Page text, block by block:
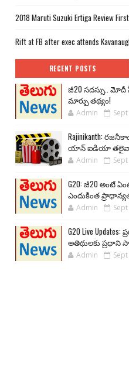
2018 Maruti Suzuki Ertiga Review
Rift at FB after exec attends
RECENT POSTS
జీ20 సదస్సు.. మోదీ
మార్పు తథ్యం!
Admin
Rajinikanth:
యాన్ ఐడియా
Admin
G20: జీ20 అంటే
ఎందుకింత
Admin
G20 Live
అతిథులకు ప్రధాని
Admin